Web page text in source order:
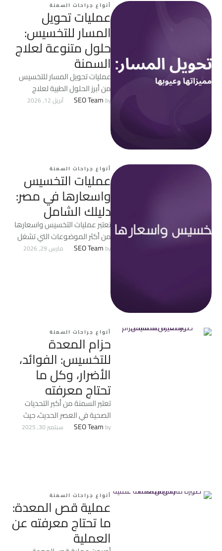
أنواع جراحات السمنة
عمليات تحويل
المسار للتخسيس:
حلول متنوعة لعلاج
السمنة
عمليات تحويل المسار للتخسيس
من أبرز الحلول الطبية لعلاج
السمنة والأمراض المرتبطة بها.
by
SEO Team أبريل 12, 2026
أنواع جراحات السمنة
‎عمليات التخسيس
واسعارها في مصر:
دليلك الشامل ‎
‎تعتبر عمليات التخسيس واسعارها
من أكثر الموضوعات التي تشغل
اهتمام الكثير من الأشخاص الذين
by
SEO Team مارس 29, 2026
أنواع جراحات السمنة
حزام المعدة
للتخسيس: الفوائد،
الأضرار، وكل ما
تحتاج معرفته
تعتبر السمنة من أكبر التحديات
الصحية في العصر الحديث، حيث
ترتبط بزيادة احتمالية الإصابة
by
SEO Team سبتمبر 30, 2025
أنواع جراحات السمنة
عملية قص المعدة:
ما تحتاج معرفته عن
العملية